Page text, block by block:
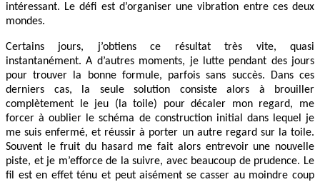
intéressant. Le défi est d’organiser une vibration entre ces deux
mondes.
Certains jours, j’obtiens ce résultat très vite, quasi
instantanément. A d’autres moments, je lutte pendant des jours
pour trouver la bonne formule, parfois sans succès. Dans ces
derniers cas, la seule solution consiste alors à brouiller
complètement le jeu (la toile) pour décaler mon regard, me
forcer à oublier le schéma de construction initial dans lequel je
me suis enfermé, et réussir à porter un autre regard sur la toile.
Souvent le fruit du hasard me fait alors entrevoir une nouvelle
piste, et je m’efforce de la suivre, avec beaucoup de prudence. Le
fil est en effet ténu et peut aisément se casser au moindre coup